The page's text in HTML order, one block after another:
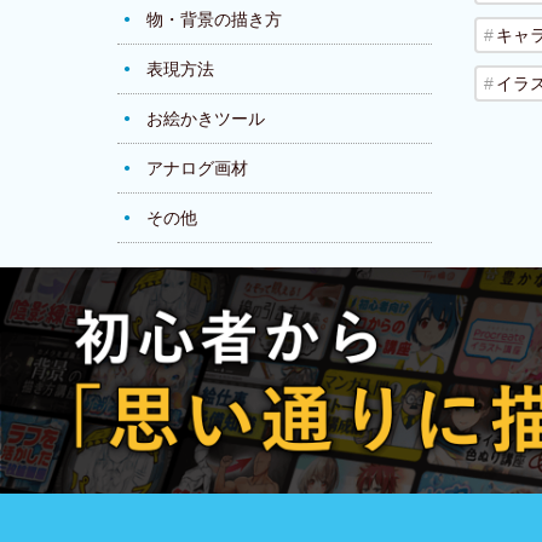
物・背景の描き方
表現方法
お絵かきツール
アナログ画材
その他
キャ
イラ